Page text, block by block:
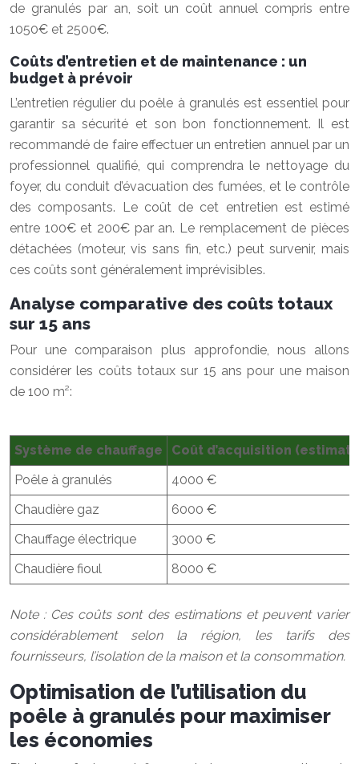
de granulés par an, soit un coût annuel compris entre
1050€ et 2500€.
Coûts d’entretien et de maintenance : un
budget à prévoir
L’entretien régulier du poêle à granulés est essentiel pour
garantir sa sécurité et son bon fonctionnement. Il est
recommandé de faire effectuer un entretien annuel par un
professionnel qualifié, qui comprendra le nettoyage du
foyer, du conduit d’évacuation des fumées, et le contrôle
des composants. Le coût de cet entretien est estimé
entre 100€ et 200€ par an. Le remplacement de pièces
détachées (moteur, vis sans fin, etc.) peut survenir, mais
ces coûts sont généralement imprévisibles.
Analyse comparative des coûts totaux
sur 15 ans
Pour une comparaison plus approfondie, nous allons
considérer les coûts totaux sur 15 ans pour une maison
de 100 m²:
Système de chauffage
Coût d’acquisition
Poêle à granulés
4000 €
Chaudière gaz
6000 €
Chauffage électrique
3000 €
Chaudière fioul
8000 €
Note : Ces coûts sont des estimations et peuvent varier
considérablement selon la région, les tarifs des
fournisseurs, l’isolation de la maison et la consommation.
Optimisation de l’utilisation du
poêle à granulés pour maximiser
les économies